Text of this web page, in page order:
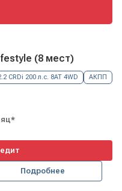
(8 мест)
CRDi 200 л.с. 8AT 4WD АКПП
Подробнее